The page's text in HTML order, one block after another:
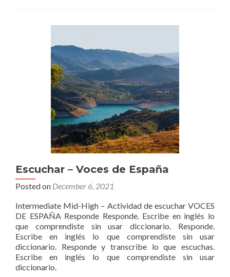
Escuchar – Voces de España
Posted on December 6, 2021
Intermediate Mid-High – Actividad de escuchar VOCES
DE ESPAÑA Responde Responde. Escribe en inglés lo
que comprendiste sin usar diccionario. Responde.
Escribe en inglés lo que comprendiste sin usar
diccionario. Responde y transcribe lo que escuchas.
Escribe en inglés lo que comprendiste sin usar
diccionario.